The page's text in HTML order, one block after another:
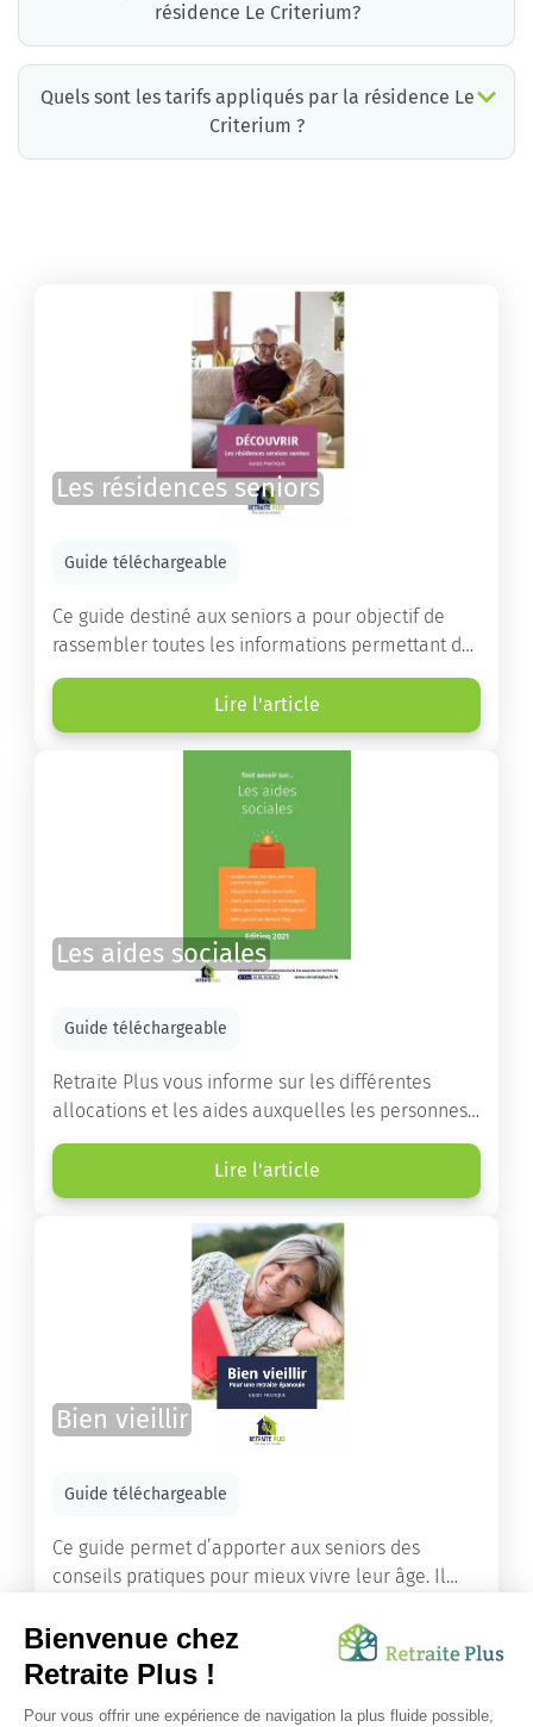
résidence Le Criterium?
Quels sont les tarifs appliqués par la résidence Le
Criterium ?
Les résidences seniors
Guide téléchargeable
Ce guide destiné aux seniors a pour objectif de
rassembler toutes les informations permettant de
choisir la résidence services seniors adaptée.
Lire l'article
Les aides sociales
Guide téléchargeable
Retraite Plus vous informe sur les différentes
allocations et les aides auxquelles les personnes
âgées ont droit pour financer un séjour en maison
de retraite ou un maintien à domicile.
Lire l'article
Bien vieillir
Guide téléchargeable
Ce guide permet d’apporter aux seniors des
conseils pratiques pour mieux vivre leur âge. Il
améliorer sa santé grâce à l’alimentation...
Lire l'article